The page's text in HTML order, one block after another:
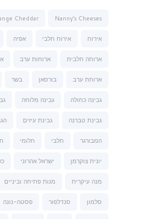
Nanny’s Cheeses
Cheddar
אירוח אירוח חלבי אפיה
ארוחה חלבית ארוחות ערב
ארוחת ערב בורסאן בשר
גבינה כחולה גבינה מלוחה
גבינת טברנה גבינת עיזים
המבורגר חלבי חלומי
יונית צוקרמן ישראל אהרוני
מנה עיקרית מנות פתיחה וביניים
סלמון סנדלפור פסטה-נונה